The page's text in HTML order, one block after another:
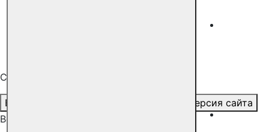
Специальные возможности
Версия для слабовидящих
Обычная версия сайта
Все клиники